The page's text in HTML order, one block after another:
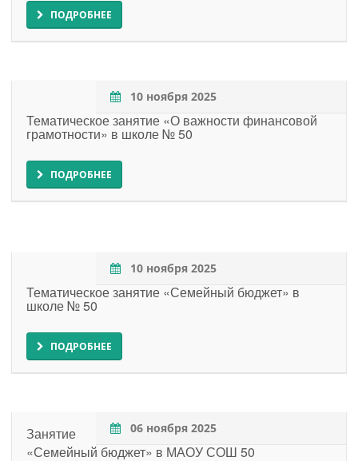
ПОДРОБНЕЕ
10 ноября 2025
Тематическое занятие «О важности финансовой
грамотности» в школе № 50
ПОДРОБНЕЕ
10 ноября 2025
Тематическое занятие «Семейный бюджет» в
школе № 50
ПОДРОБНЕЕ
06 ноября 2025
Занятие
«Семейный бюджет» в МАОУ СОШ 50